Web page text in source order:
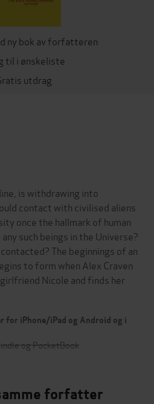
ny bok av forfatteren
til i ønskeliste
utdrag
is withdrawing into
contact with civilised aliens
once the hallmark of human
such beings in the Universe?
The beginnings of an
to form when Alex Craven
Nicole and finds her
for iPhone/iPad og Android og i
og PocketBook
forfatter